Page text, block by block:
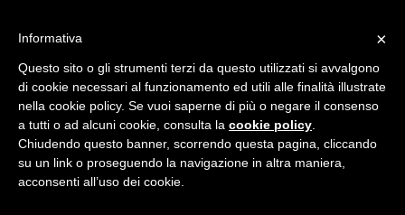
Il Blog del Garden Club di Bologna
accetta l'uso dei cookies previsto nella pagina dedicata.
Fai clic per abilitare/disabilitare il tracciamento di
Google Analytics.
OK Privacy e cookie policy
×
Informativa
Questo sito o gli strumenti terzi da questo utilizzati si avvalgono
di cookie necessari al funzionamento ed utili alle finalità illustrate
nella cookie policy. Se vuoi saperne di più o negare il consenso
a tutti o ad alcuni cookie, consulta la cookie policy
Chiudendo questo banner, scorrendo questa pagina, cliccando
su un link o proseguendo la navigazione in altra maniera,
acconsenti all’uso dei cookie.